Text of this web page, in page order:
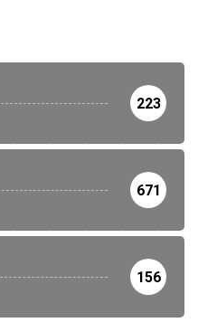
223
671
156